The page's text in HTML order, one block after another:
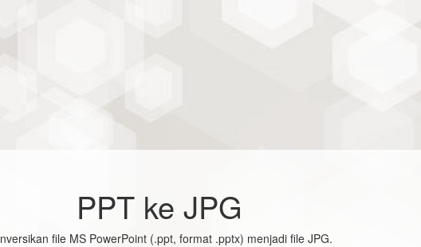
PPT ke JPG
file MS PowerPoint (.ppt, format .pptx) menjadi file JPG.